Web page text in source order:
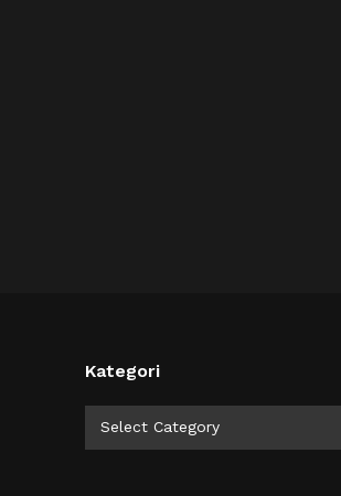
Kategori
Select Category